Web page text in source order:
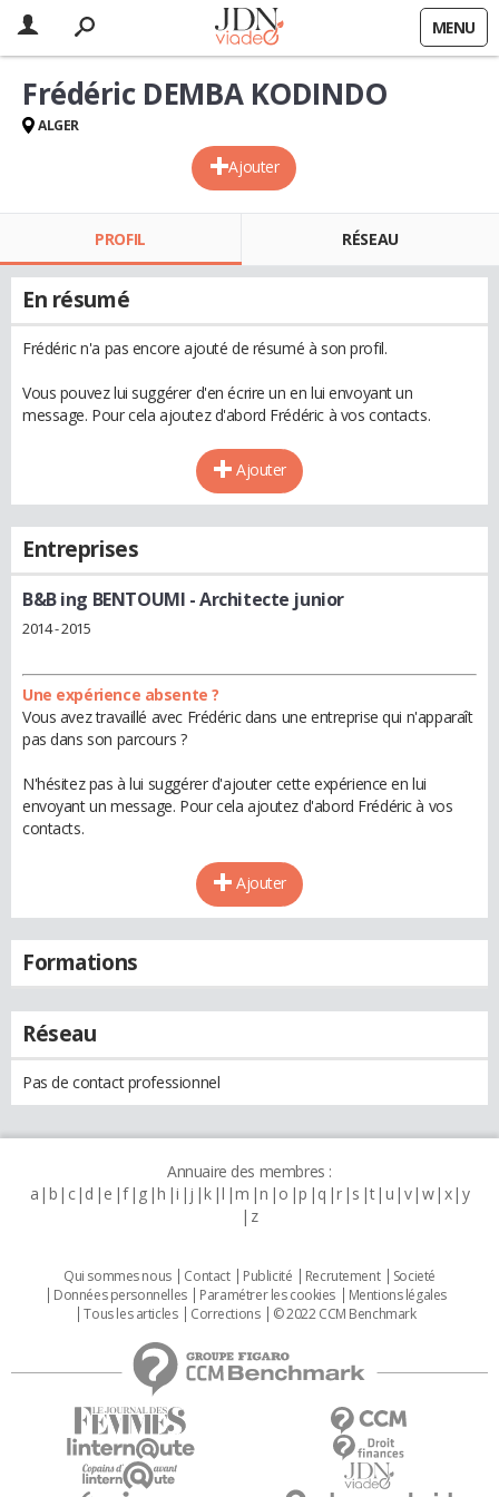
MENU
Ajouter
Frédéric DEMBA KODINDO
ALGER
PROFIL RÉSEAU
En résumé
Frédéric n'a pas encore ajouté de résumé à son profil.
Vous pouvez lui suggérer d'en écrire un en lui envoyant un
message. Pour cela ajoutez d'abord Frédéric à vos contacts.
Ajouter
Entreprises
B&B ing BENTOUMI - Architecte junior
2014 - 2015
Une expérience absente ?
Vous avez travaillé avec Frédéric dans une entreprise qui n'apparaît
pas dans son parcours ?
N'hésitez pas à lui suggérer d'ajouter cette expérience en lui
envoyant un message. Pour cela ajoutez d'abord Frédéric à vos
contacts.
Ajouter
Formations
Réseau
Pas de contact professionnel
Annuaire des membres :
a b c d e f g h i j k l m n o p q r s t u v w x y
z
Qui sommes nous Contact Publicité Recrutement
Societé
Données personnelles
Paramétrer les cookies
Mentions légales
Tous les articles
Corrections © 2022 CCM Benchmark